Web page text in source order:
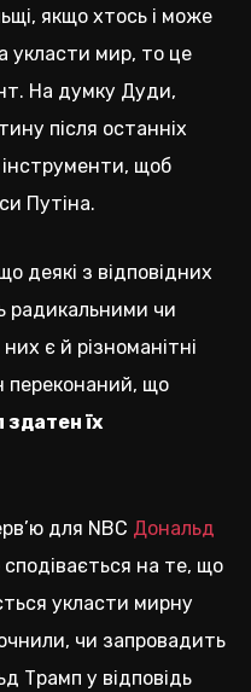
якщо хтось і може
укласти мир, то це
На думку Дуди,
після останніх
інструменти, щоб
Путіна.
деякі з відповідних
радикальними чи
є й різноманітні
переконаний, що
їх
для NBC Дональд
на те, що
укласти мирну
чи запровадить
Трамп у відповідь